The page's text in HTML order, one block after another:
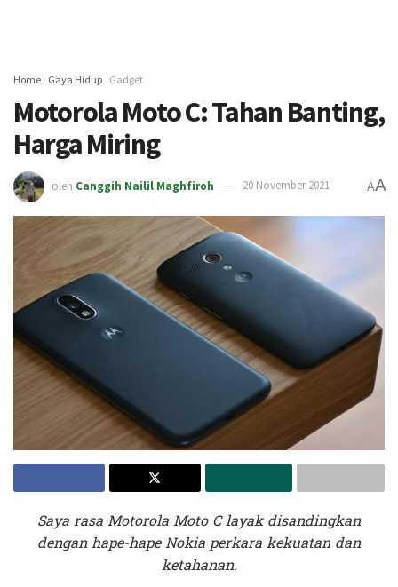
Home Gaya Hidup Gadget
Motorola Moto C: Tahan Banting,
Harga Miring
oleh Canggih Nailil Maghfiroh 20 November 2021 AA
Saya rasa Motorola Moto C layak disandingkan
dengan hape-hape Nokia perkara kekuatan dan
ketahanan.